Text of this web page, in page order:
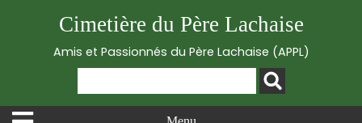
Cimetière du Père Lachaise
Amis et Passionnés du Père Lachaise (APPL)